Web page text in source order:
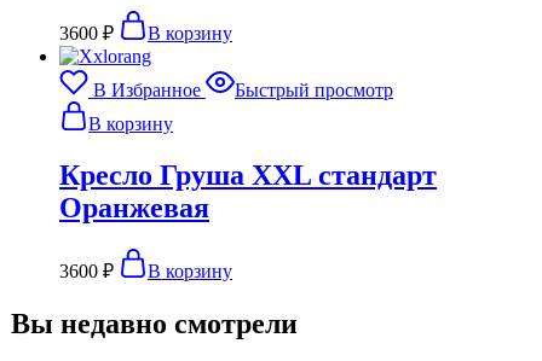
3600 ₽ В корзину
В Избранное
Быстрый просмотр
В корзину
Кресло Груша XXL стандарт
Оранжевая
3600 ₽ В корзину
Вы недавно смотрели